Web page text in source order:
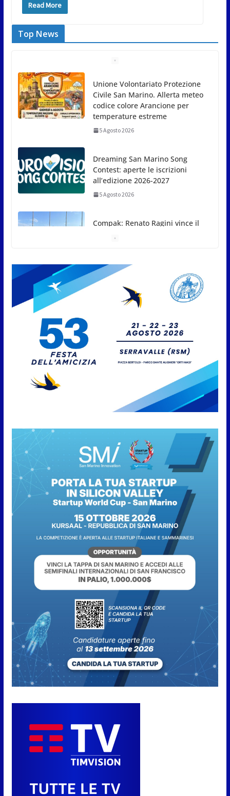
Read More
Top News
Unione Volontariato Protezione
Civile San Marino. Allerta meteo
codice colore Arancione per
temperature estreme
5 Agosto 2026
Dreaming San Marino Song
Contest: aperte le iscrizioni
all’edizione 2026-2027
5 Agosto 2026
Compak: Renato Ragini vince il
Pesca sportiva, tre prove di
campionato tra acque dolci e di
5 Agosto 2026
San Marino. Il 6 agosto è ancora
Giovedì in Centro. Il Centro
storico torna protagonista di
sera tra shopping, cultura e
5 Agosto 2026